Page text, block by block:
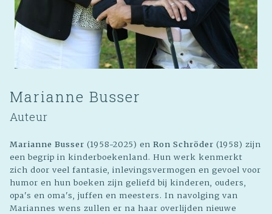
Marianne Busser
Auteur
Marianne Busser (1958-2025) en Ron Schröder (1958) zijn
een begrip in kinderboekenland. Hun werk kenmerkt
zich door veel fantasie, inlevingsvermogen en gevoel voor
humor en hun boeken zijn geliefd bij kinderen, ouders,
opa's en oma's, juffen en meesters. In navolging van
Mariannes wens zullen er na haar overlijden nieuwe